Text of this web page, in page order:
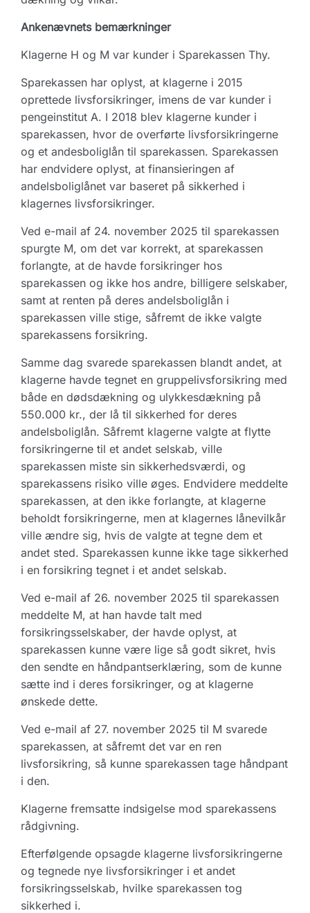
Ankenævnets bemærkninger
Klagerne H og M var kunder i Sparekassen Thy.
Sparekassen har oplyst, at klagerne i 2015
oprettede livsforsikringer, imens de var kunder i
pengeinstitut A. I 2018 blev klagerne kunder i
sparekassen, hvor de overførte livsforsikringerne
og et andesboliglån til sparekassen. Sparekassen
har endvidere oplyst, at finansieringen af
andelsboliglånet var baseret på sikkerhed i
klagernes livsforsikringer.
Ved e-mail af 24. november 2025 til sparekassen
spurgte M, om det var korrekt, at sparekassen
forlangte, at de havde forsikringer hos
sparekassen og ikke hos andre, billigere selskaber,
samt at renten på deres andelsboliglån i
sparekassen ville stige, såfremt de ikke valgte
sparekassens forsikring.
Samme dag svarede sparekassen blandt andet, at
klagerne havde tegnet en gruppelivsforsikring med
både en dødsdækning og ulykkesdækning på
550.000 kr., der lå til sikkerhed for deres
andelsboliglån. Såfremt klagerne valgte at flytte
forsikringerne til et andet selskab, ville
sparekassen miste sin sikkerhedsværdi, og
sparekassens risiko ville øges. Endvidere meddelte
sparekassen, at den ikke forlangte, at klagerne
beholdt forsikringerne, men at klagernes lånevilkår
ville ændre sig, hvis de valgte at tegne dem et
andet sted. Sparekassen kunne ikke tage sikkerhed
i en forsikring tegnet i et andet selskab.
Ved e-mail af 26. november 2025 til sparekassen
meddelte M, at han havde talt med
forsikringsselskaber, der havde oplyst, at
sparekassen kunne være lige så godt sikret, hvis
den sendte en håndpantserklæring, som de kunne
sætte ind i deres forsikringer, og at klagerne
ønskede dette.
Ved e-mail af 27. november 2025 til M svarede
sparekassen, at såfremt det var en ren
livsforsikring, så kunne sparekassen tage håndpant
i den.
Klagerne fremsatte indsigelse mod sparekassens
rådgivning.
Efterfølgende opsagde klagerne livsforsikringerne
og tegnede nye livsforsikringer i et andet
forsikringsselskab, hvilke sparekassen tog
sikkerhed i.